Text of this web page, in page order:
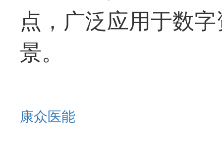
点，广泛应用于数
景。
康众医能